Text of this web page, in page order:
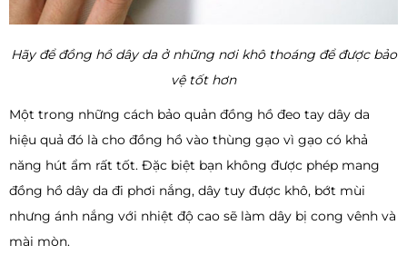
Hãy để đồng hồ dây da ở những nơi khô thoáng để được bảo
vệ tốt hơn
Một trong những cách bảo quản đồng hồ đeo tay dây da
hiệu quả đó là cho đồng hồ vào thùng gạo vì gạo có khả
năng hút ẩm rất tốt. Đặc biệt bạn không được phép mang
đồng hồ dây da đi phơi nắng, dây tuy được khô, bớt mùi
nhưng ánh nắng với nhiệt độ cao sẽ làm dây bị cong vênh và
mài mòn.